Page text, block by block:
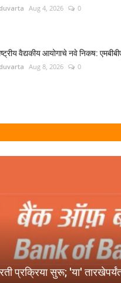
Aug 4, 2026 0
वैद्यकीय आयोगाचे नवे निकष:
Aug 8, 2026 0
प्रक्रिया सुरू; 'या'